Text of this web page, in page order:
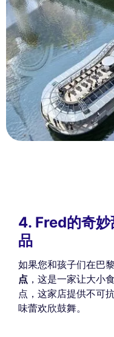
4. Fred的奇
品
如果您和孩子们在巴
点 ，这是一家让大小
点，这家店提供不可
味蕾欢欣鼓舞。